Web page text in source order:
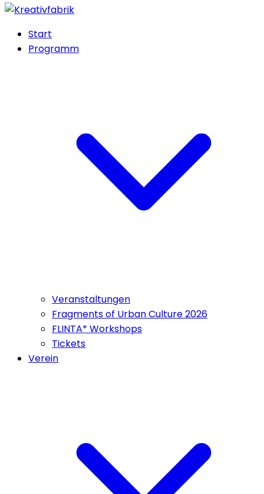
Start
Programm
Veranstaltungen
Fragments of Urban Culture 2026
FLINTA* Workshops
Tickets
Verein